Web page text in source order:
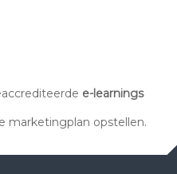
e-learnings
marketingplan opstellen.